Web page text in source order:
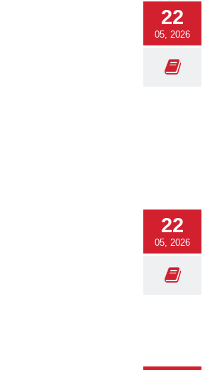
22
05, 2026
22
05, 2026